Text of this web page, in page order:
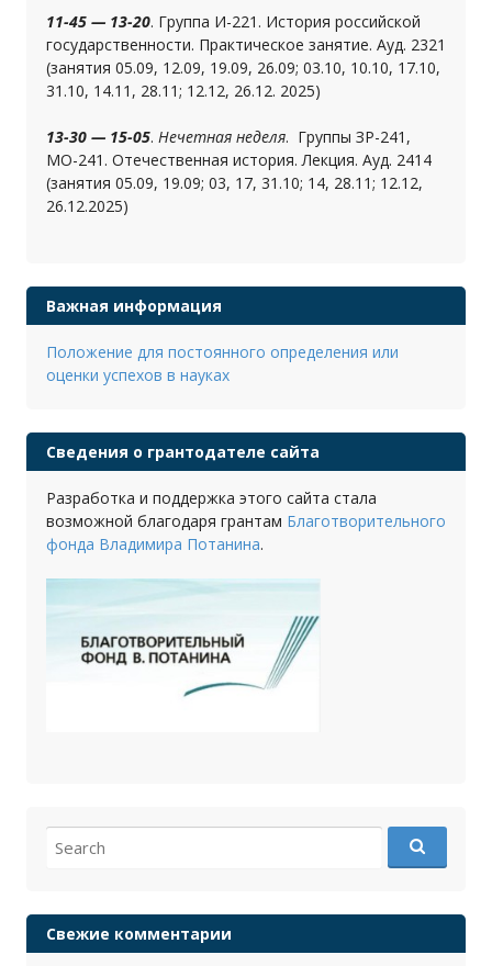
11-45 — 13-20. Группа И-221. История российской
государственности. Практическое занятие. Ауд. 2321
(занятия 05.09, 12.09, 19.09, 26.09; 03.10, 10.10, 17.10,
31.10, 14.11, 28.11; 12.12, 26.12. 2025)
13-30 — 15-05. Нечетная неделя. Группы ЗР-241,
МО-241. Отечественная история. Лекция. Ауд. 2414
(занятия 05.09, 19.09; 03, 17, 31.10; 14, 28.11; 12.12,
26.12.2025)
Важная информация
Положение для постоянного определения или
оценки успехов в науках
Сведения о грантодателе сайта
Разработка и поддержка этого сайта стала
возможной благодаря грантам Благотворительного
фонда Владимира Потанина.
for:
Свежие комментарии